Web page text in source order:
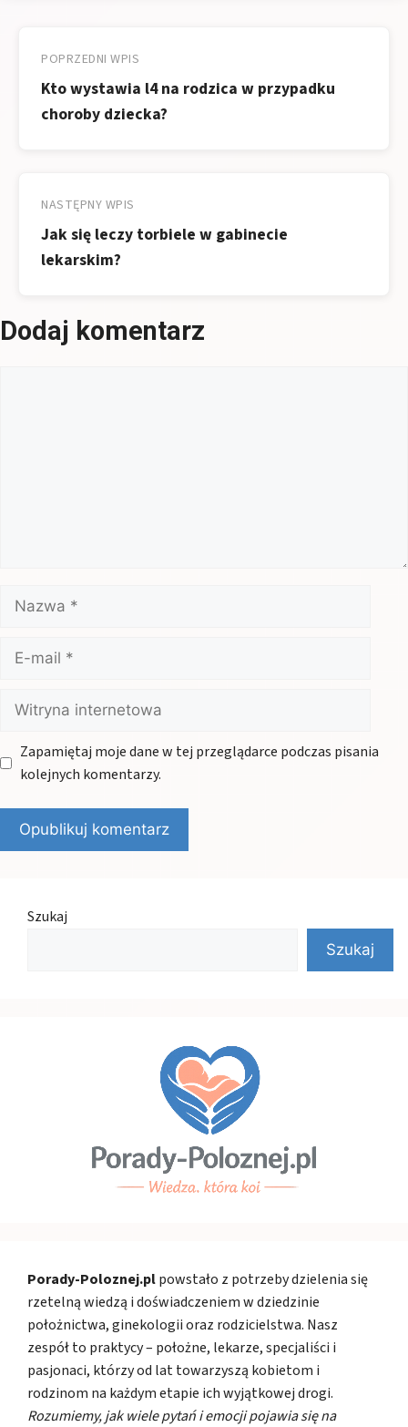
wpisu
POPRZEDNI WPIS
Kto wystawia l4 na rodzica w przypadku
choroby dziecka?
NASTĘPNY WPIS
Jak się leczy torbiele w gabinecie
lekarskim?
Dodaj komentarz
Nazwa
mail
Witryna
internetowa
Zapamiętaj moje dane w tej przeglądarce podczas pisania
kolejnych komentarzy.
Szukaj
Szukaj
Porady-Poloznej.plpowstało z potrzeby dzielenia się
rzetelną wiedzą i doświadczeniem w dziedzinie
położnictwa, ginekologii oraz rodzicielstwa. Nasz
zespół to praktycy – położne, lekarze, specjaliści i
pasjonaci, którzy od lat towarzyszą kobietom i
rodzinom na każdym etapie ich wyjątkowej drogi.
Rozumiemy, jak wiele pytań i emocji pojawia się na